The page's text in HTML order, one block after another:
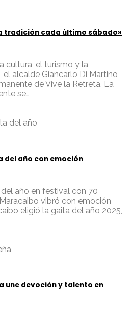
tradición cada último sábado»
cultura, el turismo y la
el alcalde Giancarlo Di Martino
de Vive la Retreta. La
se…
del año con emoción
año en festival con 70
vibró con emoción
eligió la gaita del año 2025,
une devoción y talento en